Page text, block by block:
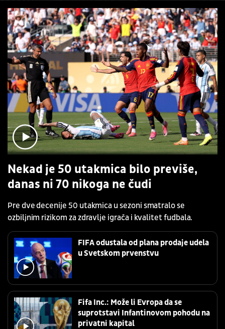
Nekad je 50 utakmica bilo previše,
danas ni 70 nikoga ne čudi
Pre dve decenije 50 utakmica u sezoni smatralo se
ozbiljnim rizikom za zdravlje igrača i kvalitet fudbala.
FIFA odustala od plana prodaje udela
u Svetskom prvenstvu
Fifa Inc.: Može li Evropa da se
suprotstavi Infantinovom pohodu na
privatni kapital